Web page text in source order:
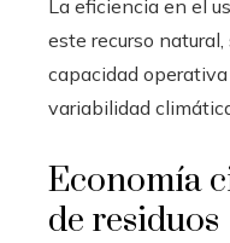
La eficiencia en el
este recurso
capacidad
variabilidad
Economía
de residuos